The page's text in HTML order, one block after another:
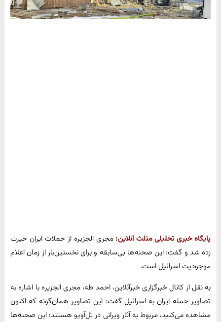
پایگاه خبری تحلیلی مثلث آنلاین: مجری الجزیره از حملات ایران حیرت
زده شد و گفت: این صحنه‌ها بی‌سابقه و برای نخستین‌بار از زمان اعلام
موجودیت اسرائیل است.
به نقل از کانال خبرگزاری خبرآنلاین، احمد طه، مجری الجزیره با اشاره به
تصاویر حمله ایران به اسرائیل گفت: این تصاویر همان‌گونه که اکنون
مشاهده می‌کنید، مربوط به آثار ویرانی در تل‌آویو هستند؛ این صحنه‌ها